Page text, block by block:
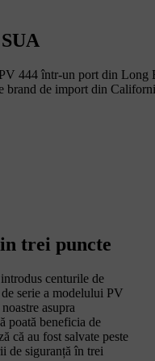
444 într-un port din
brand de import din
trei puncte
centurile de
serie a modelului PV
asupra
poată beneficia de
că au fost salvate peste
de siguranță în trei